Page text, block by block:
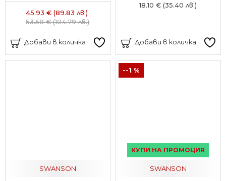
45.93 € (89.83 лв.)
53.58 € (104.79 лв.)
Добави в количка
18.10 € (35.40 лв.)
Добави в количка
SWANSON
КУПИ НА ПРОМОЦИЯ
--1 %
SWANSON